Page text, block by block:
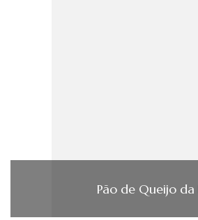
Pão de Queijo da